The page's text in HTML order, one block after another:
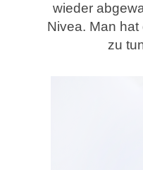
wieder
Nivea. Man
zu